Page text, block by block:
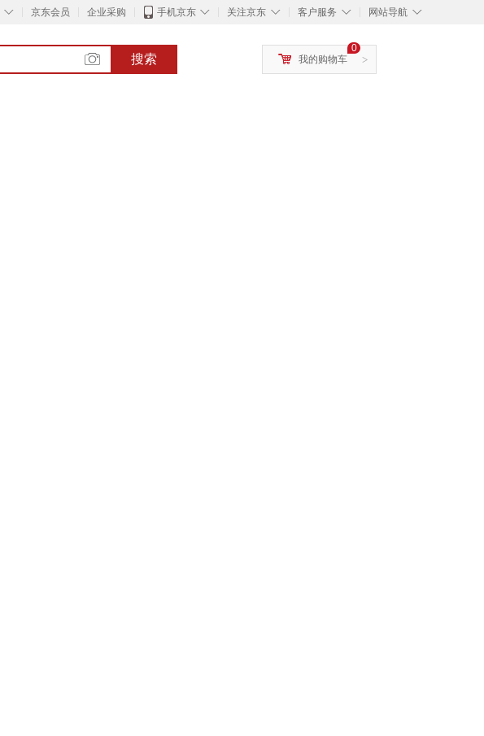
◇ 京东会员 企业采购 ◇
手机京东 ◇
关注京东 ◇
客户服务 ◇
网站导航
搜索 >
0
我的购物车